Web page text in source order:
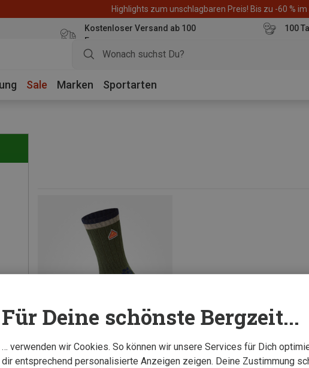
Highlights zum unschlagbaren Preis! Bis zu -60 %
Kostenloser Versand ab 100
Euro
100
Sale Marken Sportarten
Für Deine schönste Bergzeit...
… verwenden wir Cookies. So können wir unsere Services für Dich
dir entsprechend personalisierte Anzeigen zeigen. Deine Zustimmung